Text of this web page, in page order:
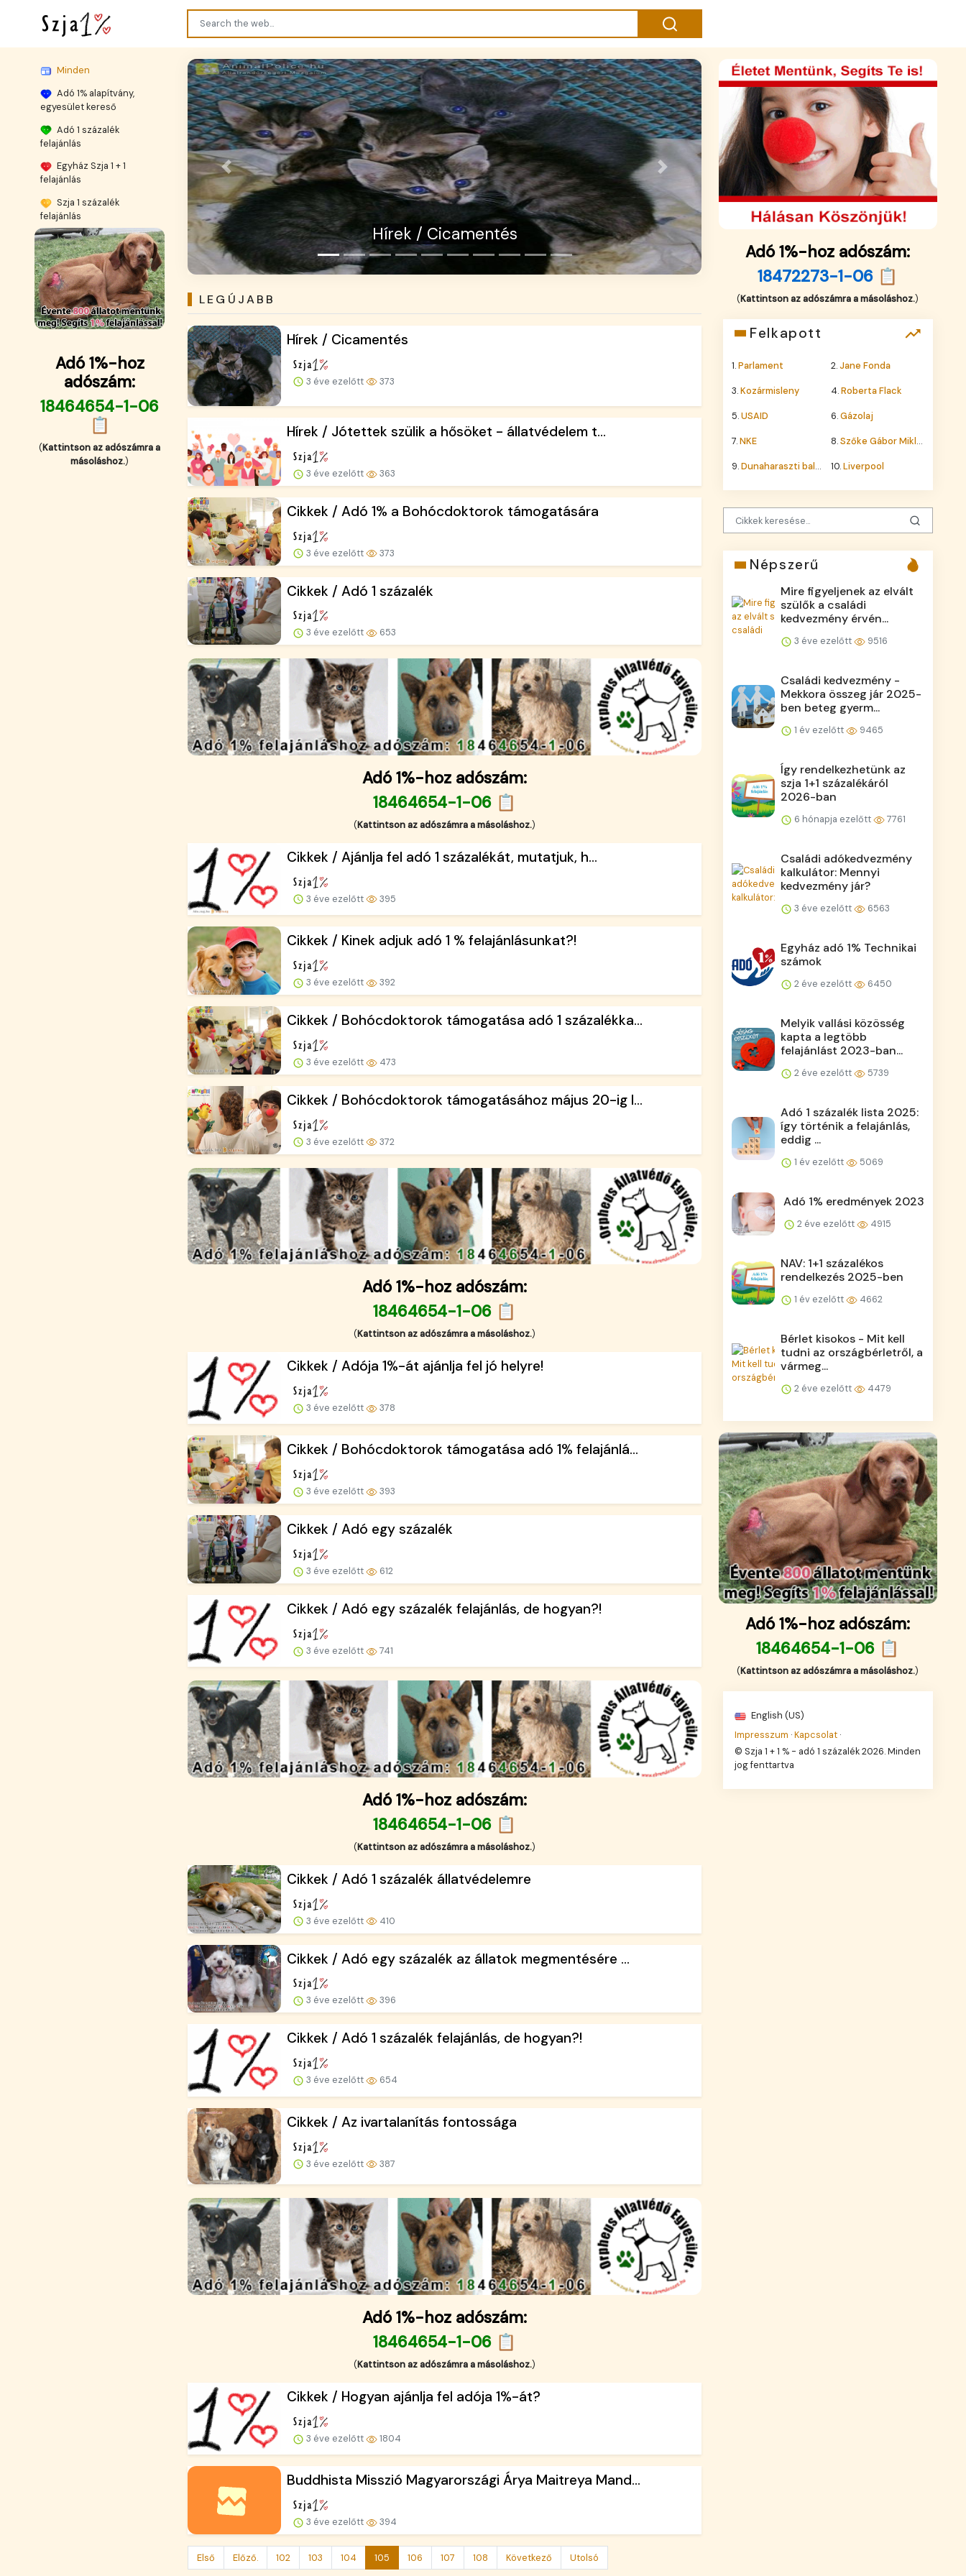
Minden
Adó 1% alapítvány,
egyesület kereső
Adó 1 százalék
felajánlás
Egyház Szja 1 + 1
felajánlás
Szja 1 százalék
felajánlás
Adó 1%-hoz
adószám:
18464654-1-06
📋
(Kattintson az adószámra a
másoláshoz.)
Hírek / Jótettek szülik a hősöket - állatvédelem
támogatása
Previous Next
LEGÚJABB
Hírek / Cicamentés
3 éve ezelőtt 373
Hírek / Jótettek szülik a hősöket - állatvédelem t...
3 éve ezelőtt 363
Cikkek / Adó 1% a Bohócdoktorok támogatására
3 éve ezelőtt 373
Cikkek / Adó 1 százalék
3 éve ezelőtt 653
Adó 1%-hoz adószám:
18464654-1-06 📋
(Kattintson az adószámra a másoláshoz.)
Cikkek / Ajánlja fel adó 1 százalékát, mutatjuk, h...
3 éve ezelőtt 395
Cikkek / Kinek adjuk adó 1 % felajánlásunkat?!
3 éve ezelőtt 392
Cikkek / Bohócdoktorok támogatása adó 1 százalékka...
3 éve ezelőtt 473
Cikkek / Bohócdoktorok támogatásához május 20-ig l...
3 éve ezelőtt 372
Adó 1%-hoz adószám:
18464654-1-06 📋
(Kattintson az adószámra a másoláshoz.)
Cikkek / Adója 1%-át ajánlja fel jó helyre!
3 éve ezelőtt 378
Cikkek / Bohócdoktorok támogatása adó 1% felajánlá...
3 éve ezelőtt 393
Cikkek / Adó egy százalék
3 éve ezelőtt 612
Cikkek / Adó egy százalék felajánlás, de hogyan?!
3 éve ezelőtt 741
Adó 1%-hoz adószám:
18464654-1-06 📋
(Kattintson az adószámra a másoláshoz.)
Cikkek / Adó 1 százalék állatvédelemre
3 éve ezelőtt 410
Cikkek / Adó egy százalék az állatok megmentésére ...
3 éve ezelőtt 396
Cikkek / Adó 1 százalék felajánlás, de hogyan?!
3 éve ezelőtt 654
Cikkek / Az ivartalanítás fontossága
3 éve ezelőtt 387
Adó 1%-hoz adószám:
18464654-1-06 📋
(Kattintson az adószámra a másoláshoz.)
Cikkek / Hogyan ajánlja fel adója 1%-át?
3 éve ezelőtt 1804
Buddhista Misszió Magyarországi Árya Maitreya Mand...
3 éve ezelőtt 394
Első Előző. 102 103 104 105 106 107 108 Következő Utolsó
Adó 1%-hoz adószám:
18472273-1-06 📋
(Kattintson az adószámra a másoláshoz.)
Felkapott
1.Parlament 2.Jane Fonda
3.Kozármisleny 4.Roberta Flack
5.USAID 6.Gázolaj
7.NKE 8.Szőke Gábor Miklós
9.Dunaharaszti baleset 10.Liverpool
Népszerű
Mire figyeljenek az elvált
szülők a családi
kedvezmény érvén...
3 éve ezelőtt 9516
Családi kedvezmény -
Mekkora összeg jár 2025-
ben beteg gyerm...
1 év ezelőtt 9465
Így rendelkezhetünk az
szja 1+1 százalékáról
2026-ban
6 hónapja ezelőtt 7761
Családi adókedvezmény
kalkulátor: Mennyi
kedvezmény jár?
3 éve ezelőtt 6563
Egyház adó 1% Technikai
számok
2 éve ezelőtt 6450
Melyik vallási közösség
kapta a legtöbb
felajánlást 2023-ban...
2 éve ezelőtt 5739
Adó 1 százalék lista 2025:
így történik a felajánlás,
eddig ...
1 év ezelőtt 5069
Adó 1% eredmények 2023
2 éve ezelőtt 4915
NAV: 1+1 százalékos
rendelkezés 2025-ben
1 év ezelőtt 4662
Bérlet kisokos - Mit kell
tudni az országbérletről, a
vármeg...
2 éve ezelőtt 4479
Adó 1%-hoz adószám:
18464654-1-06 📋
(Kattintson az adószámra a másoláshoz.)
English (US)
Impresszum ·Kapcsolat ·
© Szja 1 + 1 % - adó 1 százalék 2026. Minden
jog fenttartva